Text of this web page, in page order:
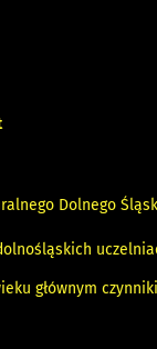
Dolnego
głównym